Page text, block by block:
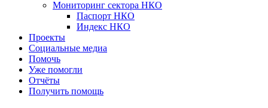
Мониторинг сектора НКО
Паспорт НКО
Индекс НКО
Проекты
Социальные медиа
Помочь
Уже помогли
Отчёты
Получить помощь